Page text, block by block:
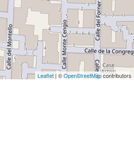
Leaflet | ©OpenStreetMapcontributors